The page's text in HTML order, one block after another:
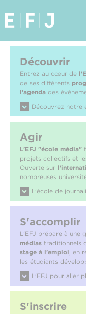
Découvrir
Entrez au cœur de
de ses différents
l'agenda des
Découvrez notre
Agir
L'EFJ "école média"
projets collectifs et
Ouverte sur
nombreuses
L'école de
S'accomplir
L'EFJ prépare à une
médias traditionnels
stage à l'emploi, en
les étudiants
L'EFJ pour aller
S'inscrire